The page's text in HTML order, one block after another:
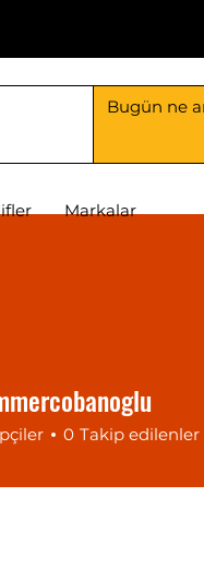
Markalar
0 Takip edilenler